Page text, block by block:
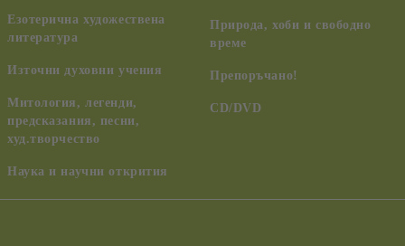
Езотерична художествена
литература
Източни духовни учения
Митология, легенди,
предсказания, песни,
худ.творчество
Наука и научни открития
Природа, хоби и свободно
време
Препоръчано!
CD/DVD